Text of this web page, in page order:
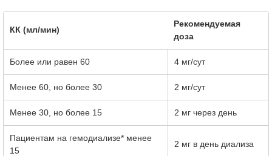
КК (мл/мин)
Рекомендуемая
доза
Более или равен 60 4 мг/сут
Менее 60, но более 30 2 мг/сут
Менее 30, но более 15 2 мг через день
Пациентам на гемодиализе* менее
15
2 мг в день диализа